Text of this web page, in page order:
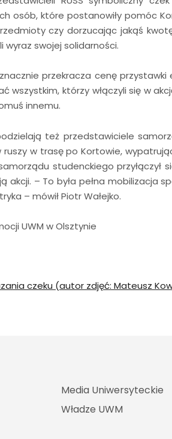
osób, które postanowiły pomóc
czy dorzucając jakąś
wyraz swojej solidarności.
przekracza cenę
wszystkim, którzy włączyli się w
innemu.
też przedstawiciele
ruszy w trasę po Kortowie,
studenckiego przyłączył
akcji. – To była pełna mobilizacja
– mówił Piotr Wałejko.
UWM w Olsztynie
czeku (autor zdjęć: Mateusz
Media Uniwersyteckie
Władze UWM